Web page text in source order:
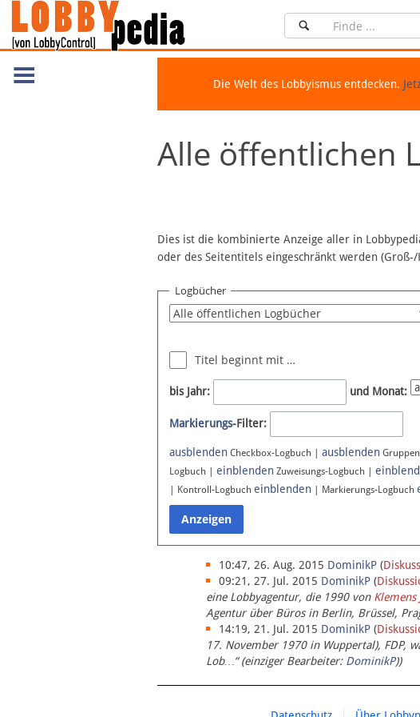
Die Welt des Lobbyismus entdecken.
Alle öffentlichen
Dies ist die kombinierte Anzeige aller in
oder des Seitentitels eingeschränkt werden
Logbücher
Titel beginnt mit …
bis Jahr: und Monat:
Markierungs-Filter:
ausblenden Checkbox-Logbuch | ausblenden
Logbuch | einblenden Zuweisungs-Logbuch |
| Kontroll-Logbuch einblenden | Markierungs-Logbuch
10:47, 26. Aug. 2015 DominikP (
09:21, 27. Jul. 2015 DominikP (
eine Lobbyagentur, die 1990 von Klemens
Agentur über Büros in Berlin, Brüssel,
14:19, 21. Jul. 2015 DominikP (
17. November 1970 in Wuppertal), FDP,
Lob…“ (einziger Bearbeiter: DominikP))